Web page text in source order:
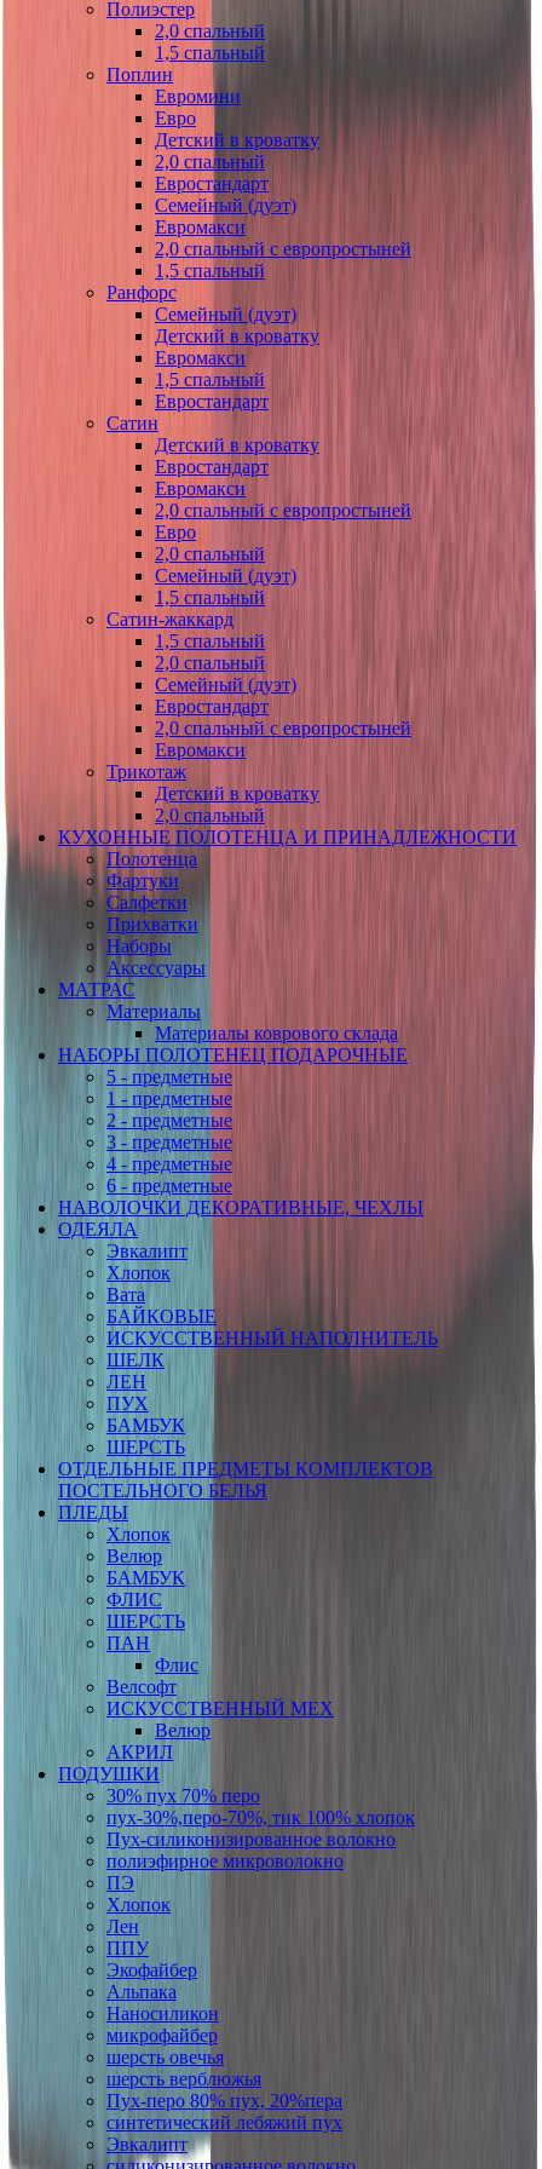
Полиэстер
2,0 спальный
1,5 спальный
Поплин
Евромини
Евро
Детский в кроватку
2,0 спальный
Евростандарт
Семейный (дуэт)
Евромакси
2,0 спальный с европростыней
1,5 спальный
Ранфорс
Семейный (дуэт)
Детский в кроватку
Евромакси
1,5 спальный
Евростандарт
Сатин
Детский в кроватку
Евростандарт
Евромакси
2,0 спальный с европростыней
Евро
2,0 спальный
Семейный (дуэт)
1,5 спальный
Сатин-жаккард
1,5 спальный
2,0 спальный
Семейный (дуэт)
Евростандарт
2,0 спальный с европростыней
Евромакси
Трикотаж
Детский в кроватку
2,0 спальный
КУХОННЫЕ ПОЛОТЕНЦА И ПРИНАДЛЕЖНОСТИ
Полотенца
Фартуки
Салфетки
Прихватки
Наборы
Аксессуары
МАТРАС
Материалы
Материалы коврового склада
НАБОРЫ ПОЛОТЕНЕЦ ПОДАРОЧНЫЕ
5 - предметные
1 - предметные
2 - предметные
3 - предметные
4 - предметные
6 - предметные
НАВОЛОЧКИ ДЕКОРАТИВНЫЕ, ЧЕХЛЫ
ОДЕЯЛА
Эвкалипт
Хлопок
Вата
БАЙКОВЫЕ
ИСКУССТВЕННЫЙ НАПОЛНИТЕЛЬ
ШЕЛК
ЛЕН
ПУХ
БАМБУК
ШЕРСТЬ
ОТДЕЛЬНЫЕ ПРЕДМЕТЫ КОМПЛЕКТОВ
ПОСТЕЛЬНОГО БЕЛЬЯ
ПЛЕДЫ
Хлопок
Велюр
БАМБУК
ФЛИС
ШЕРСТЬ
ПАН
Флис
Велсофт
ИСКУССТВЕННЫЙ МЕХ
Велюр
АКРИЛ
ПОДУШКИ
30% пух 70% перо
пух-30%,перо-70%, тик 100% хлопок
Пух-силиконизированное волокно
полиэфирное микроволокно
ПЭ
Хлопок
Лен
ППУ
Экофайбер
Альпака
Наносиликон
микрофайбер
шерсть овечья
шерсть верблюжья
Пух-перо 80% пух, 20%пера
синтетический лебяжий пух
Эвкалипт